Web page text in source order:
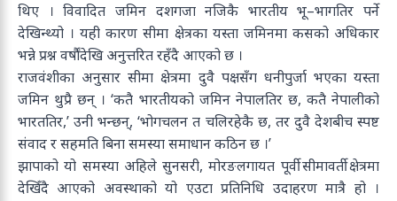
थिए । विवादित जमिन दशगजा नजिकै भारतीय भू–भागतिर पर्ने
देखिन्थ्यो । यही कारण सीमा क्षेत्रका यस्ता जमिनमा कसको अधिकार
भन्ने प्रश्न वर्षौंदेखि अनुत्तरित रहँदै आएको छ ।
राजवंशीका अनुसार सीमा क्षेत्रमा दुवै पक्षसँग धनीपुर्जा भएका यस्ता
जमिन थुप्रै छन् । ‘कतै भारतीयको जमिन नेपालतिर छ, कतै नेपालीको
भारततिर,’ उनी भन्छन्, ‘भोगचलन त चलिरहेकै छ, तर दुवै देशबीच स्पष्ट
संवाद र सहमति बिना समस्या समाधान कठिन छ ।’
झापाको यो समस्या अहिले सुनसरी, मोरङलगायत पूर्वी सीमावर्ती क्षेत्रमा
देखिँदै आएको अवस्थाको यो एउटा प्रतिनिधि उदाहरण मात्रै हो ।